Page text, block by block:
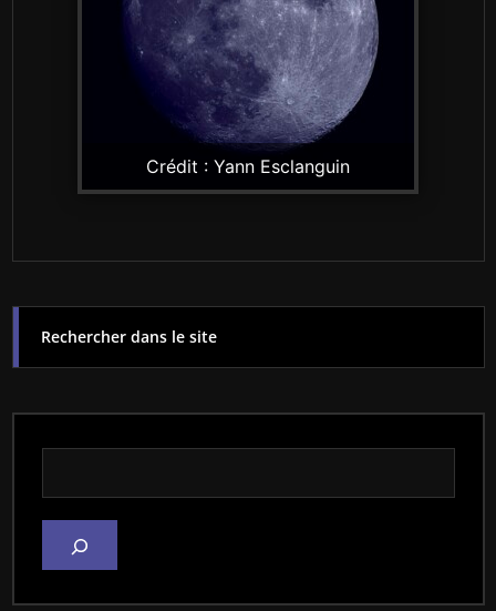
Crédit : Yann Esclanguin
Rechercher dans le site
Rechercher dans le site